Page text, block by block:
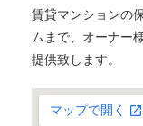
賃貸マンションの
ムまで、オーナー
提供致します。